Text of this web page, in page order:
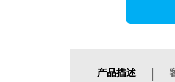
产品描述 |